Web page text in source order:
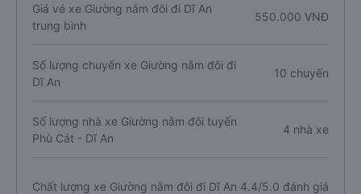
Giá vé xe Giường nằm đôi đi Dĩ An
trung bình
550.000 VNĐ
Số lượng chuyến xe Giường nằm đôi đi
Dĩ An
10 chuyến
Số lượng nhà xe Giường nằm đôi tuyến
Phù Cát - Dĩ An
4 nhà xe
Chất lượng xe Giường nằm đôi đi Dĩ An 4.4/5.0 đánh giá